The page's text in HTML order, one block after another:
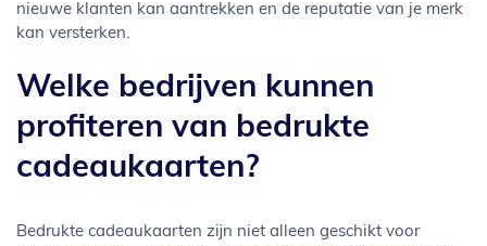
nieuwe klanten kan aantrekken en de reputatie van je merk
kan versterken.
Welke bedrijven kunnen
profiteren van bedrukte
cadeaukaarten?
Bedrukte cadeaukaarten zijn niet alleen geschikt voor